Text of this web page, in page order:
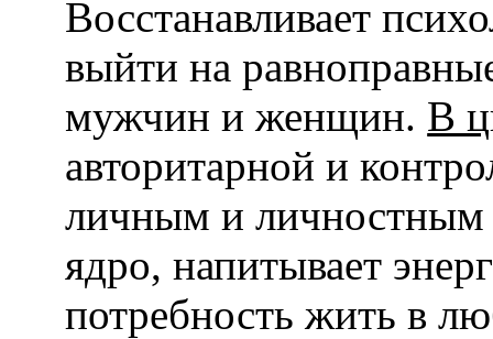
Восстанавливает
выйти на
мужчин и женщин. В
авторитарной и
личным и личностным
ядро, напитывает
потребность жить в